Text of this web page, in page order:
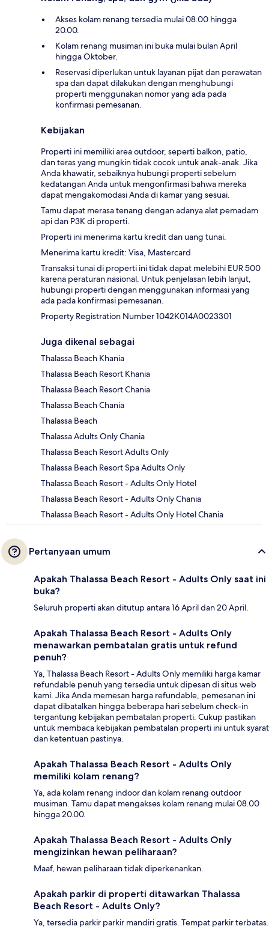
Akses kolam renang tersedia mulai 08.00 hingga
20.00.
Kolam renang musiman ini buka mulai bulan April
hingga Oktober.
Reservasi diperlukan untuk layanan pijat dan perawatan
spa dan dapat dilakukan dengan menghubungi
properti menggunakan nomor yang ada pada
konfirmasi pemesanan.
Kebijakan
Properti ini memiliki area outdoor, seperti balkon, patio,
dan teras yang mungkin tidak cocok untuk anak-anak. Jika
Anda khawatir, sebaiknya hubungi properti sebelum
kedatangan Anda untuk mengonfirmasi bahwa mereka
dapat mengakomodasi Anda di kamar yang sesuai.
Tamu dapat merasa tenang dengan adanya alat pemadam
api dan P3K di properti.
Properti ini menerima kartu kredit dan uang tunai.
Menerima kartu kredit: Visa, Mastercard
Transaksi tunai di properti ini tidak dapat melebihi EUR 500
karena peraturan nasional. Untuk penjelasan lebih lanjut,
hubungi properti dengan menggunakan informasi yang
ada pada konfirmasi pemesanan.
Property Registration Number 1042Κ014Α0023301
Juga dikenal sebagai
Thalassa Beach Khania
Thalassa Beach Resort Khania
Thalassa Beach Resort Chania
Thalassa Beach Chania
Thalassa Beach
Thalassa Adults Only Chania
Thalassa Beach Resort Adults Only
Thalassa Beach Resort Spa Adults Only
Thalassa Beach Resort - Adults Only Hotel
Thalassa Beach Resort - Adults Only Chania
Thalassa Beach Resort - Adults Only Hotel Chania
Pertanyaan umum
Apakah Thalassa Beach Resort - Adults Only saat ini
buka?
Seluruh properti akan ditutup antara 16 April dan 20 April.
Apakah Thalassa Beach Resort - Adults Only
menawarkan pembatalan gratis untuk refund
penuh?
Ya, Thalassa Beach Resort - Adults Only memiliki harga kamar
refundable penuh yang tersedia untuk dipesan di situs web
kami. Jika Anda memesan harga refundable, pemesanan ini
dapat dibatalkan hingga beberapa hari sebelum check-in
tergantung kebijakan pembatalan properti. Cukup pastikan
untuk membaca kebijakan pembatalan properti ini untuk syarat
dan ketentuan pastinya.
Apakah Thalassa Beach Resort - Adults Only
memiliki kolam renang?
Ya, ada kolam renang indoor dan kolam renang outdoor
musiman. Tamu dapat mengakses kolam renang mulai 08.00
hingga 20.00.
Apakah Thalassa Beach Resort - Adults Only
mengizinkan hewan peliharaan?
Maaf, hewan peliharaan tidak diperkenankan.
Apakah parkir di properti ditawarkan Thalassa
Beach Resort - Adults Only?
Ya, tersedia parkir parkir mandiri gratis. Tempat parkir terbatas.